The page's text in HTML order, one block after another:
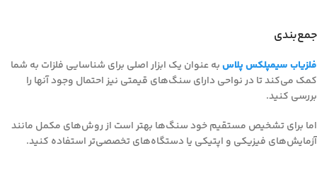
جمع‌بندی
فلزیاب سیمپلکس پلاسبه عنوان یک ابزار اصلی برای شناسایی فلزات به شما
کمک می‌کند تا در نواحی دارای سنگ‌های قیمتی نیز احتمال وجود آنها را
بررسی کنید.
اما برای تشخیص مستقیم خود سنگ‌ها بهتر است از روش‌های مکمل مانند
آزمایش‌های فیزیکی و اپتیکی یا دستگاه‌های تخصصی‌تر استفاده کنید.